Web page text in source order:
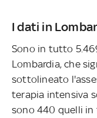
I dati in
Sono in tutto
Lombardia, che
sottolineato
terapia intensiva
sono 440 quelli in